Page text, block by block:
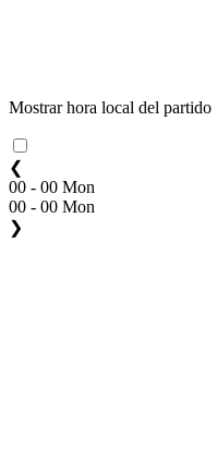
Mostrar hora local del partido
❮
00 - 00 Mon
00 - 00 Mon
❯